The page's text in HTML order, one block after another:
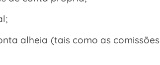
alheia (tais como as comissões